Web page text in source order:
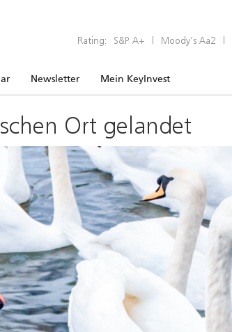
Rating: S&P A+ | Moody’s Aa2 |
Newsletter Mein KeyInvest
Ort gelandet